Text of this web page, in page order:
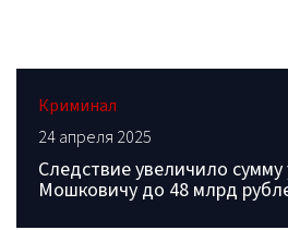
Криминал
24 апреля 2025
Следствие увеличило
Мошковичу до 48 млрд